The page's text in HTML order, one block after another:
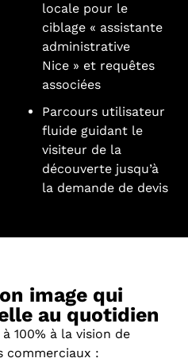
locale pour le
ciblage « assistante
administrative
Nice » et requêtes
associées
Parcours utilisateur
fluide guidant le
visiteur de la
découverte jusqu’à
la demande de devis
image qui
au quotidien
100% à la vision de
commerciaux :